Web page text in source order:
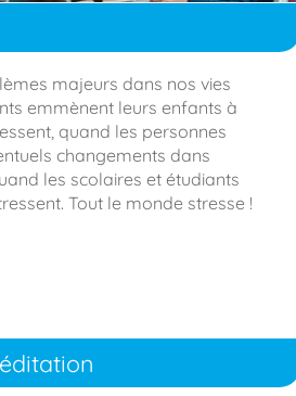
majeurs dans nos vies
emmènent leurs enfants à
quand les personnes
changements dans
les scolaires et étudiants
Tout le monde stresse !